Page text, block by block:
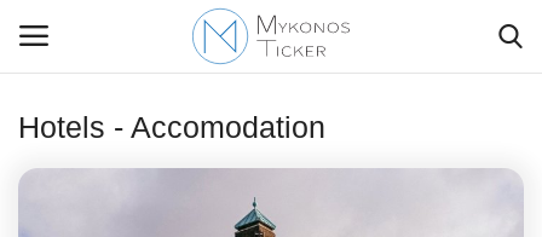
Hotels - Accomodation